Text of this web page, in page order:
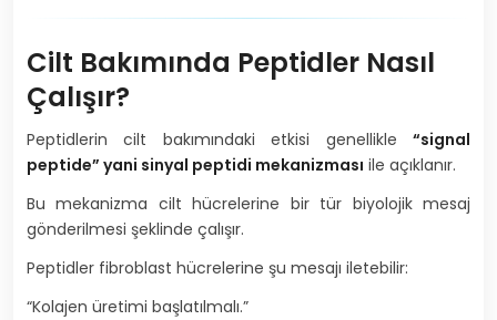
Cilt Bakımında Peptidler Nasıl
Çalışır?
Peptidlerin cilt bakımındaki etkisi genellikle “signal
peptide” yani sinyal peptidi mekanizması ile açıklanır.
Bu mekanizma cilt hücrelerine bir tür biyolojik mesaj
gönderilmesi şeklinde çalışır.
Peptidler fibroblast hücrelerine şu mesajı iletebilir:
“Kolajen üretimi başlatılmalı.”